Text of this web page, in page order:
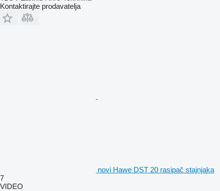
Kontaktirajte prodavatelja
novi Hawe DST 20 rasipač stajnjaka
7
VIDEO